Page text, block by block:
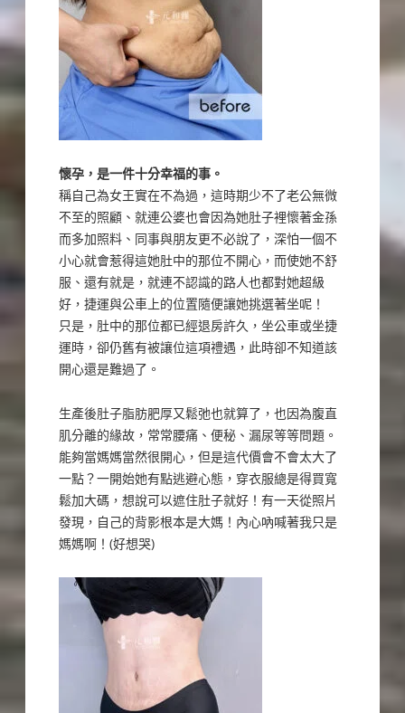
懷孕，是一件十分幸福的事。
稱自己為女王實在不為過，這時期少不了老公無微
不至的照顧、就連公婆也會因為她肚子裡懷著金孫
而多加照料、同事與朋友更不必說了，深怕一個不
小心就會惹得這她肚中的那位不開心，而使她不舒
服、還有就是，就連不認識的路人也都對她超級
好，捷運與公車上的位置隨便讓她挑選著坐呢！
只是，肚中的那位都已經退房許久，坐公車或坐捷
運時，卻仍舊有被讓位這項禮遇，此時卻不知道該
開心還是難過了。
生產後肚子脂肪肥厚又鬆弛也就算了，也因為腹直
肌分離的緣故，常常腰痛、便秘、漏尿等等問題。
能夠當媽媽當然很開心，但是這代價會不會太大了
一點？一開始她有點逃避心態，穿衣服總是得買寬
鬆加大碼，想說可以遮住肚子就好！有一天從照片
發現，自己的背影根本是大媽！內心吶喊著我只是
媽媽啊！(好想哭)